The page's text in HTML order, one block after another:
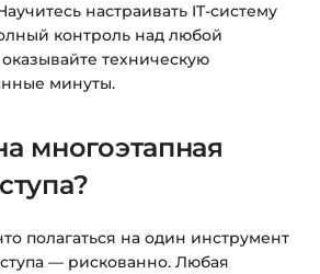
ссылка на курс придёт вам
и безопасности — в
наinfo@siluette.com.ua
настраивать IT-систему
контроль над любой
техническую
минуты.
многоэтапная
полагаться на один инструмент
— рискованно. Любая